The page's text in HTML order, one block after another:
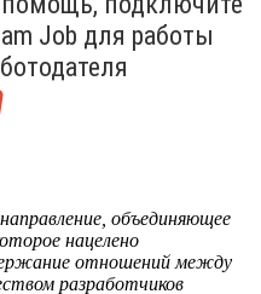
Job для работы
объединяющее
нацелено
отношений между
разработчиков